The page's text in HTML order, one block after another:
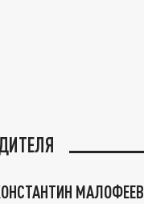
МАЛОФЕЕВ